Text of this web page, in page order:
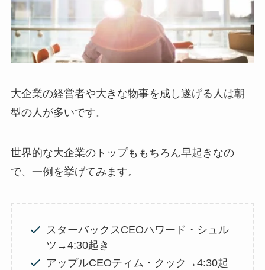
大企業の経営者や大きな物事を成し遂げる人は朝
型の人が多いです。
世界的な大企業のトップももちろん早起きなの
で、一例を挙げてみます。
スターバックスCEOハワード・シュル
ツ→4:30起き
アップルCEOティム・クック→4:30起